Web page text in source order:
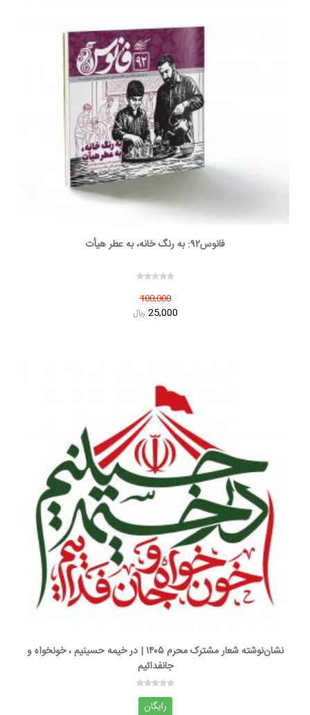
فانوس۹۲: به رنگ خانه، به عطر هیأت
100,000
25,000 ريال
نشان‌نوشته شعار مشترک محرم ۱۴۰۵ | در خیمه حسینیم ، خونخواه و
جانفدائیم
رایگان